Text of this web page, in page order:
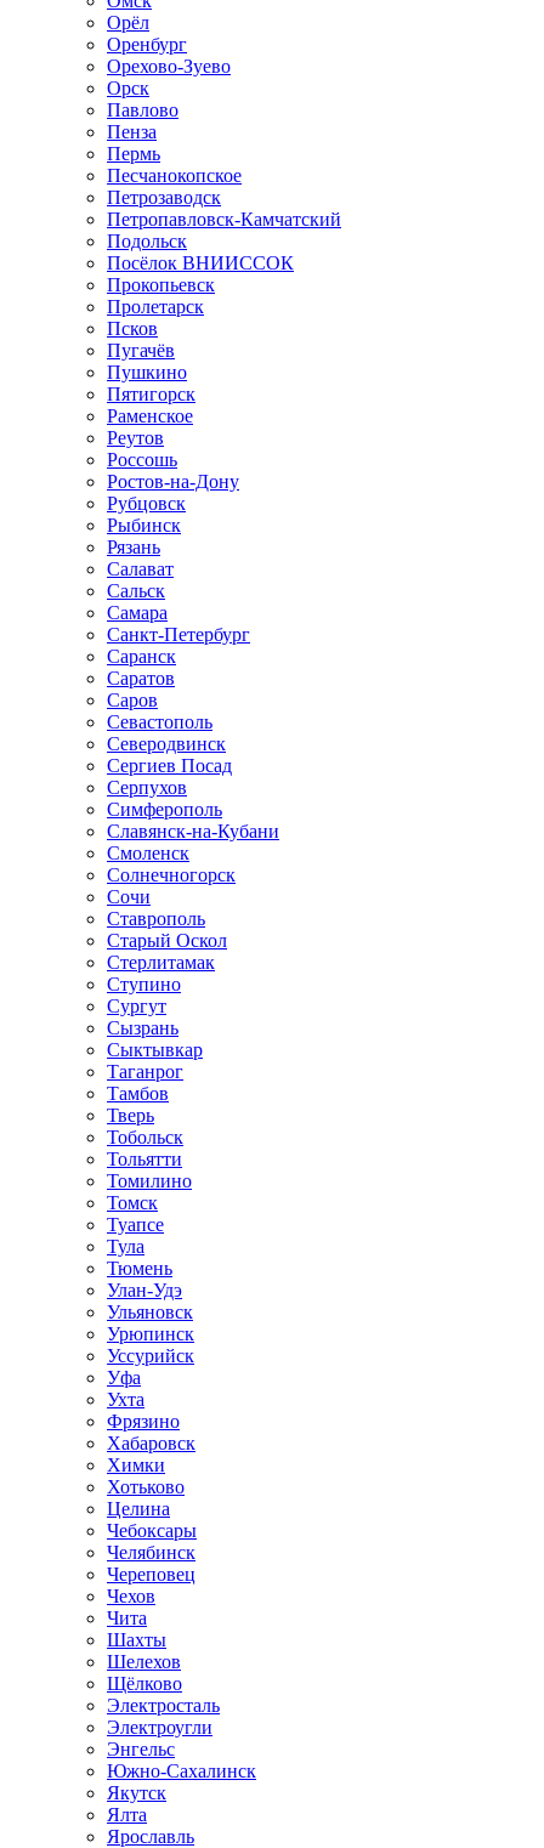
Орёл
Оренбург
Орехово-Зуево
Орск
Павлово
Пенза
Пермь
Песчанокопское
Петрозаводск
Петропавловск-Камчатский
Подольск
Посёлок ВНИИССОК
Прокопьевск
Пролетарск
Псков
Пугачёв
Пушкино
Пятигорск
Раменское
Реутов
Россошь
Ростов-на-Дону
Рубцовск
Рыбинск
Рязань
Салават
Сальск
Самара
Санкт-Петербург
Саранск
Саратов
Саров
Севастополь
Северодвинск
Сергиев Посад
Серпухов
Симферополь
Славянск-на-Кубани
Смоленск
Солнечногорск
Сочи
Ставрополь
Старый Оскол
Стерлитамак
Ступино
Сургут
Сызрань
Сыктывкар
Таганрог
Тамбов
Тверь
Тобольск
Тольятти
Томилино
Томск
Туапсе
Тула
Тюмень
Улан-Удэ
Ульяновск
Урюпинск
Уссурийск
Уфа
Ухта
Фрязино
Хабаровск
Химки
Хотьково
Целина
Чебоксары
Челябинск
Череповец
Чехов
Чита
Шахты
Шелехов
Щёлково
Электросталь
Электроугли
Энгельс
Южно-Сахалинск
Якутск
Ялта
Ярославль